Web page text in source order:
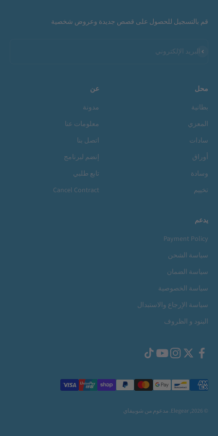
قم بالتسجيل للحصول على قصص جديدة وعروض شخصية
البريد الإلكتروني
اشتراك
محل
بطانية
المعزي
سادات
أوراق
وسادة
تخييم
عن
مدونة
معلومات عنا
اتصل بنا
إنضم لبرنامج
تابع طلبي
Cancel Contract
يدعم
Payment Policy
سياسة الشحن
سياسة الضمان
سياسة الخصوصية
سياسة الإرجاع والاستبدال
البنود و الظروف
© 2026, Elegear. مدعوم من شوبيفاي